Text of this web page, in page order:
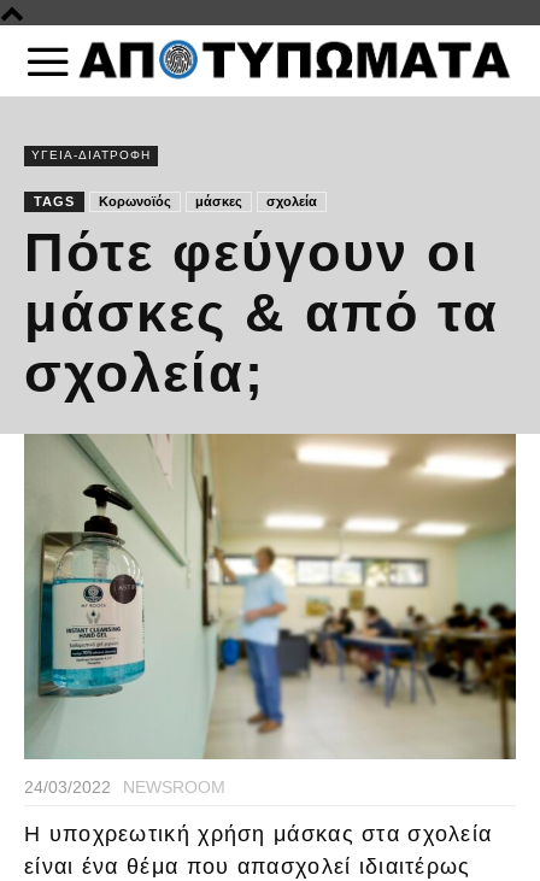
ΥΓΕΙΑ-ΔΙΑΤΡΟΦΗ
TAGS Κορωνοϊός μάσκες σχολεία
Πότε φεύγουν οι
μάσκες & από τα
σχολεία;
24/03/2022 NEWSROOM
Η υποχρεωτική χρήση μάσκας στα σχολεία
είναι ένα θέμα που απασχολεί ιδιαιτέρως